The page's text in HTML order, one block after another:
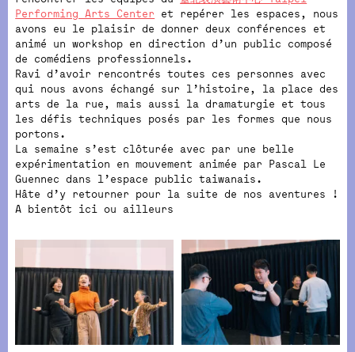
Performing Arts Center et repérer les espaces, nous
avons eu le plaisir de donner deux conférences et
animé un workshop en direction d’un public composé
de comédiens professionnels.
Ravi d’avoir rencontrés toutes ces personnes avec
qui nous avons échangé sur l’histoire, la place des
arts de la rue, mais aussi la dramaturgie et tous
les défis techniques posés par les formes que nous
portons.
La semaine s’est clôturée avec par une belle
expérimentation en mouvement animée par Pascal Le
Guennec dans l’espace public taiwanais.
Hâte d’y retourner pour la suite de nos aventures !
A bientôt ici ou ailleurs